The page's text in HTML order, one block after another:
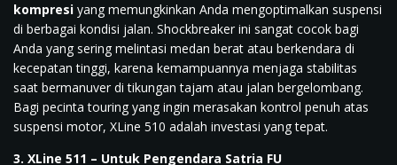
kompresi yang memungkinkan Anda mengoptimalkan suspensi
di berbagai kondisi jalan. Shockbreaker ini sangat cocok bagi
Anda yang sering melintasi medan berat atau berkendara di
kecepatan tinggi, karena kemampuannya menjaga stabilitas
saat bermanuver di tikungan tajam atau jalan bergelombang.
Bagi pecinta touring yang ingin merasakan kontrol penuh atas
suspensi motor, XLine 510 adalah investasi yang tepat.
3. XLine 511 – Untuk Pengendara Satria FU